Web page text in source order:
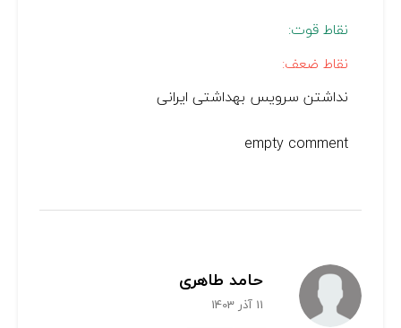
نقاط قوت:
نقاط ضعف:
نداشتن سرویس بهداشتی ایرانی
empty comment
حامد طاهری
11 آذر 1403